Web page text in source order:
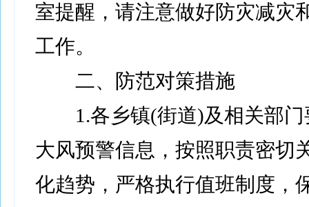
室提醒，请注意做好防灾减灾
工作。
二、防范对策措施
1.各乡镇(街道)及相关部门
大风预警信息，按照职责密切
化趋势，严格执行值班制度，